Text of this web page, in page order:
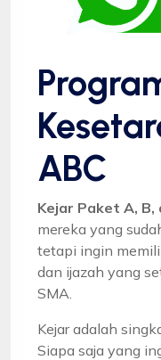
ABC
Kejar Paket A, B,
mereka yang
tetapi ingin
dan ijazah yang
SMA.
Kejar adalah
Siapa saja yang